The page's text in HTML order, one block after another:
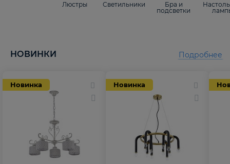
Люстры Светильники
Бра и
подсветки
НОВИНКИ
Новинка Новинка
Подробнее